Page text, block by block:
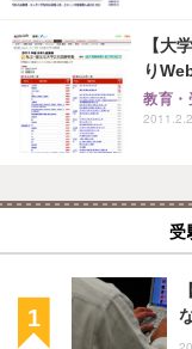
【大
り
教育・
受